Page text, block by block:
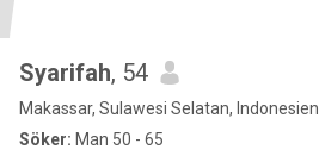
Syarifah, 54
Makassar, Sulawesi Selatan, Indonesien
Söker: Man 50 - 65